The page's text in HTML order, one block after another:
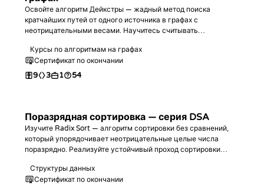
Освойте алгоритм Дейкстры — жадный метод поиска
кратчайших путей от одного источника в графах с
неотрицательными весами. Научитесь считывать
на выбранном языке программирования и отвечайте на
запросы о путях между точками и поиске самых удаленных
вершин.
Курсы по алгоритмам на графах
Сертификат по окончании
9 3 1 54
Поразрядная сортировка — серия DSA
Изучите Radix Sort — алгоритм сортировки без сравнений,
который упорядочивает неотрицательные целые числа
поразрядно. Реализуйте устойчивый проход сортировки
программирования, проанализируйте его линейную
сложность и решите практические задачи.
Структуры данных
Сертификат по окончании